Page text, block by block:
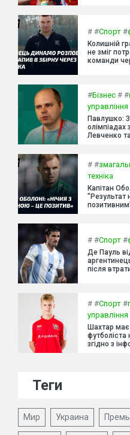
# #Спорт #
Колишній
не зміг
команди
#Бізнес # #
управління
Павлушко:
Левченко
# #
техніка
Капітан
"Результат
# #Спорт #
Де Пауль
після
# #Спорт #
управління
Шахтар має
футболіста
згідно з
Теги
Мир Украина